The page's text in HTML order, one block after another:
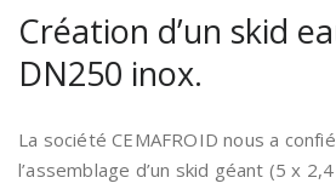
Création d’un skid
DN250 inox.
La société CEMAFROID nous a
l’assemblage d’un skid géant (5 x